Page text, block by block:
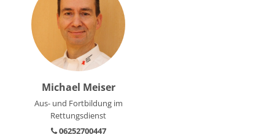
Michael Meiser
Aus- und Fortbildung im
Rettungsdienst
06252700447